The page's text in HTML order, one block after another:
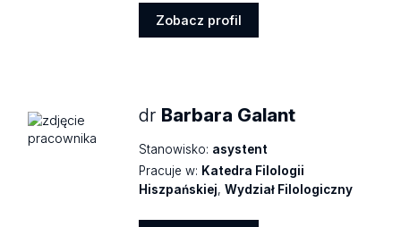
Zobacz profil
dr Barbara Galant
Stanowisko: asystent
Pracuje w: Katedra Filologii
Hiszpańskiej,Wydział Filologiczny